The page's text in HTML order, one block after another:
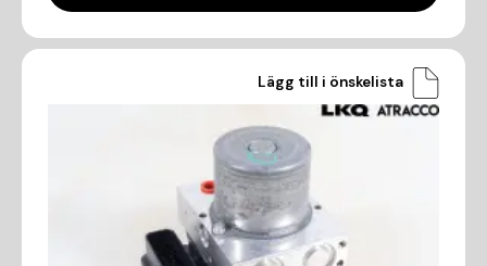
Lägg till i önskelista